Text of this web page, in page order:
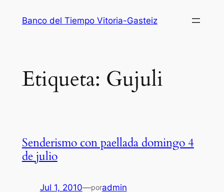
Banco del Tiempo Vitoria-Gasteiz
Etiqueta: Gujuli
Senderismo con paellada domingo 4
de julio
Jul 1, 2010—poradmin